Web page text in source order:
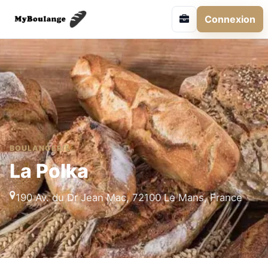
Connexion
BOULANGERIE
La Polka
190 Av. du Dr Jean Mac, 72100 Le Mans, France